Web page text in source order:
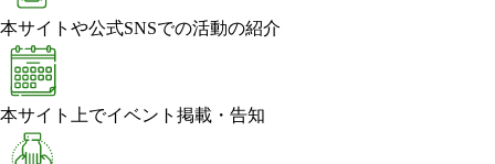
本サイトや公式SNSでの活動の紹介
本サイト上でイベント掲載・告知